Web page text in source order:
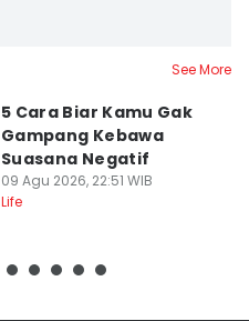
See More
5 Cara Biar Kamu Gak
Gampang Kebawa
Suasana Negatif
09 Agu 2026, 22:51 WIB
Life